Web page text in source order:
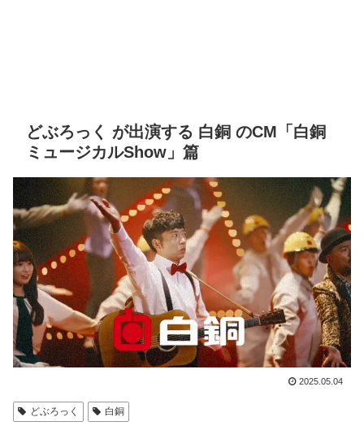
どぶろっく が出演する 白銅 のCM「白銅
ミュージカルShow」篇
2025.05.04
どぶろっく 白銅